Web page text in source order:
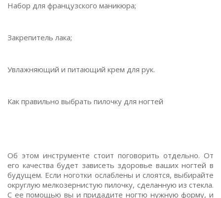
Набор для французского маникюра;
Закрепитель лака;
Увлажняющий и питающий крем для рук.
Как правильно выбрать пилочку для ногтей
Об этом инструменте стоит поговорить отдельно. От
его качества будет зависеть здоровье ваших ногтей в
будущем. Если ноготки ослаблены и слоятся, выбирайте
округлую мелкозернистую пилочку, сделанную из стекла.
С ее помощью вы и придадите ногтю нужную форму, и